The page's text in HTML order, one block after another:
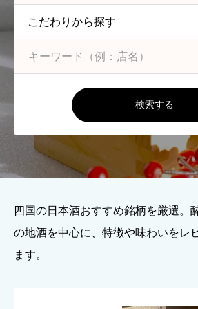
こだわりから探す
検索する
四国の日本酒おすすめ銘柄を厳選。
の地酒を中心に、特徴や味わいをレ
ます。